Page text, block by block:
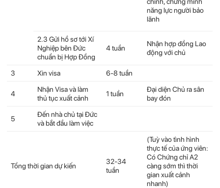
năng lực người bảo
lãnh
2.3 Gửi hồ sơ tới Xí
Nghiệp bên Đức
chuẩn bị Hợp Đồng
4 tuần
Nhận hợp đồng Lao
động với chủ
3 Xin visa 6-8 tuần
4
Nhận Visa và làm
thủ tục xuất cảnh
1 tuần
Đại diện Chủ ra sân
bay đón
5
Đến nhà chủ tại Đức
và bắt đầu làm việc
Tổng thời gian dự kiến
32-34
tuần
(Tuỳ vào tình hình
thực tế của ứng viên:
Có Chứng chỉ A2
càng sớm thì thời
gian xuất cảnh
nhanh)